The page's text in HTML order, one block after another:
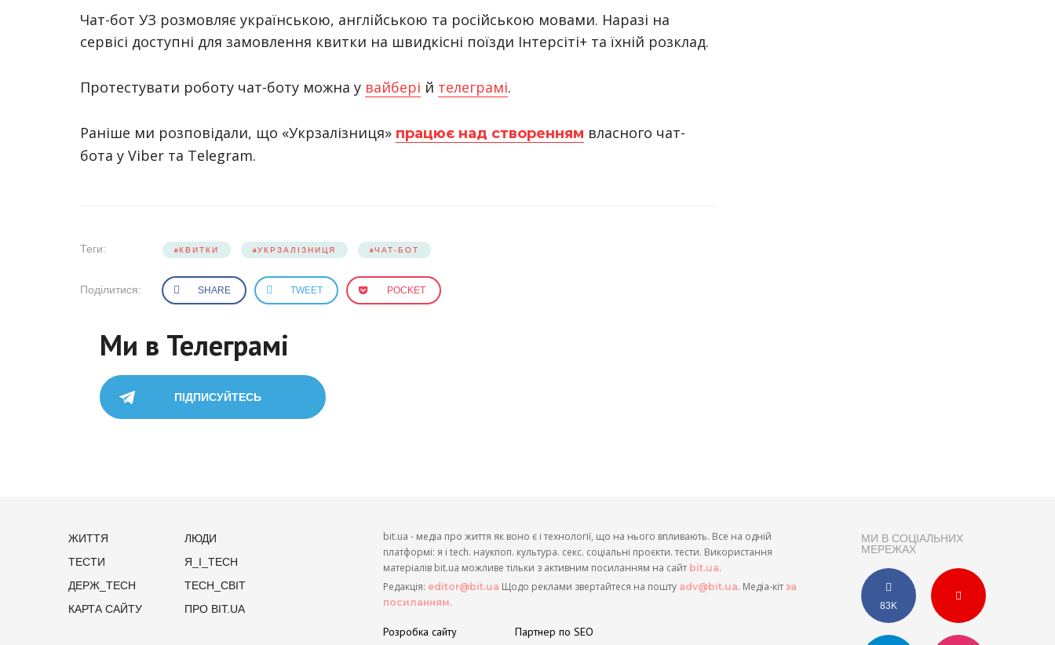
Чат-бот УЗ розмовляє українською, англійською та російською мовами. Наразі на
сервісі доступні для замовлення квитки на швидкісні поїзди Інтерсіті+ та їхній розклад.
Протестувати роботу чат-боту можна у вайбері й телеграмі.
Раніше ми розповідали, що «Укрзалізниця» працює над створенням власного чат-
бота у Viber та Telegram.
Теги: КВИТКИ УКРЗАЛІЗНИЦЯ ЧАТ-БОТ
Поділитися: SHARE TWEET POCKET
Ми в Телеграмі
ПІДПИСУЙТЕСЬ
ЖИТТЯ
ЛЮДИ
ТЕСТИ
Я_І_TECH
ДЕРЖ_TECH
TECH_СВІТ
КАРТА САЙТУ
ПРО BIT.UA
МИ В СОЦІАЛЬНИХ
МЕРЕЖАХ
83K
bit.ua - медіа про життя як воно є і технології, що на нього впливають. Все на одній
платформі: я і tech. наукпоп. культура. секс. соціальні проєкти. тести. Використання
матеріалів bit.ua можливе тільки з активним посиланням на сайт bit.ua.
Редакція: editor@bit.ua Щодо реклами звертайтеся на пошту adv@bit.ua. Медіа-кіт за
посиланням.
Розробка сайту Партнер по SEO